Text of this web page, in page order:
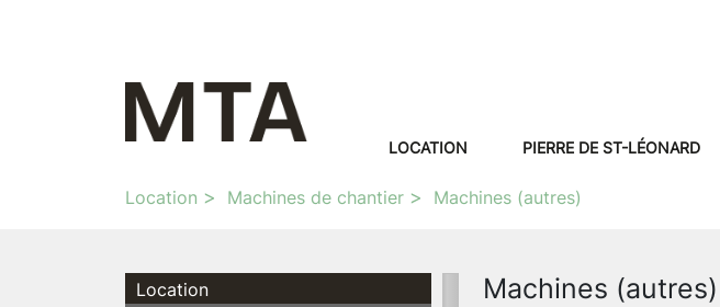
LOCATION PIERRE DE ST-LÉONARD
Location Machines de chantier Machines (autres)
Location
Machines (autres)